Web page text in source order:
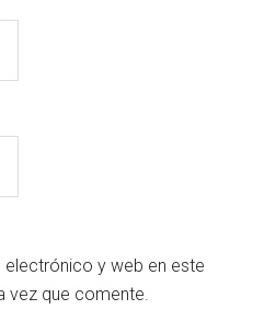
y web en este
vez que comente.